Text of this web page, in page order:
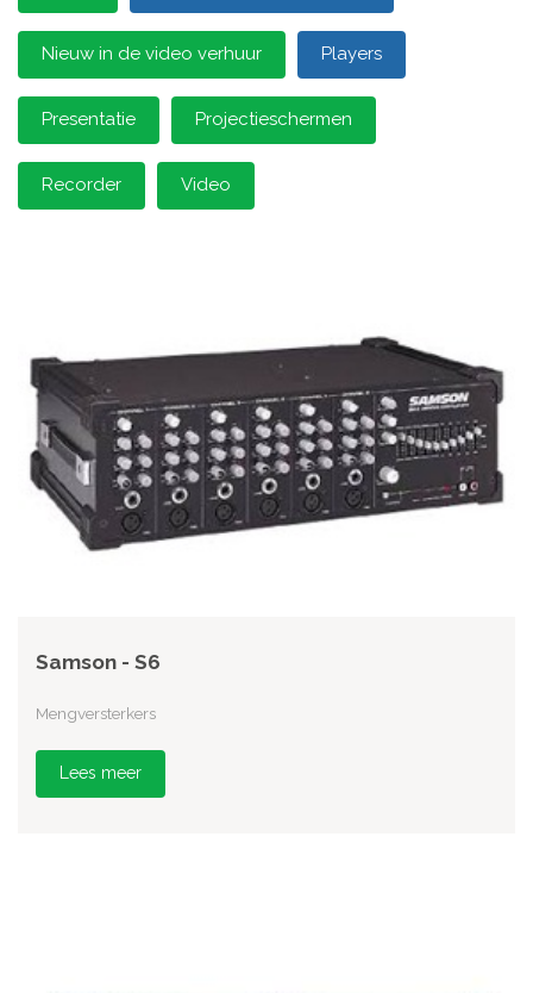
Nieuw in de video verhuur Players
Presentatie Projectieschermen
Recorder Video
Samson - S6
Mengversterkers
Lees meer